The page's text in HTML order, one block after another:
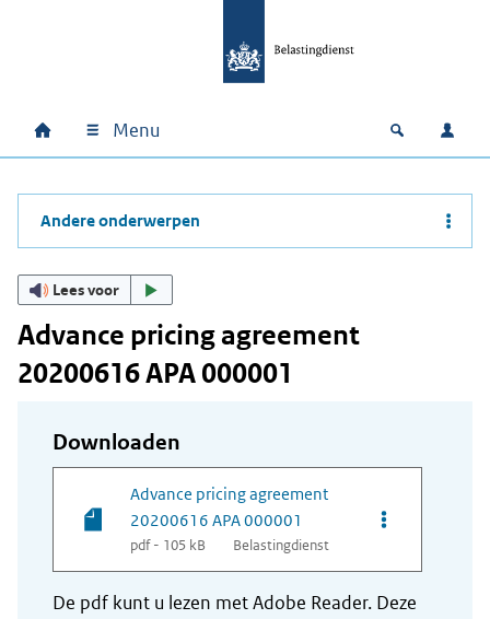
Hoofdnavigatie
Home Menu Open
Andere onderwerpen
Lees voor
Advance pricing agreement
20200616 APA 000001
Downloaden
Advance pricing agreement
20200616 APA 000001
pdf - 105 kB Belastingdienst
Opties van
De pdf kunt u lezen met Adobe Reader. Deze